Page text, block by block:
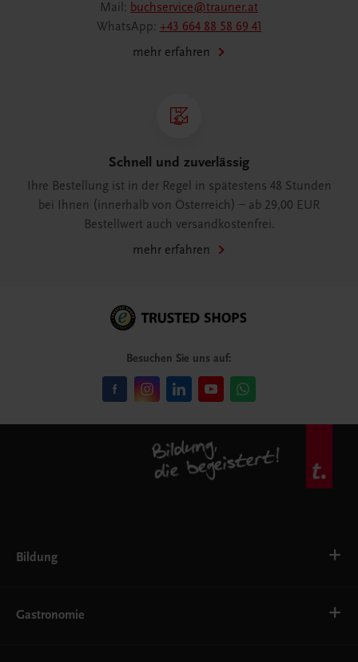
Mail: buchservice@trauner.at
WhatsApp: +43 664 88 58 69 41
mehr erfahren
Schnell und zuverlässig
Ihre Bestellung ist in der Regel in spätestens 48 Stunden
bei Ihnen (innerhalb von Österreich) – ab 29,00 EUR
Bestellwert auch versandkostenfrei.
mehr erfahren
Besuchen Sie uns auf:
Bildung
AHS
Gastronomie